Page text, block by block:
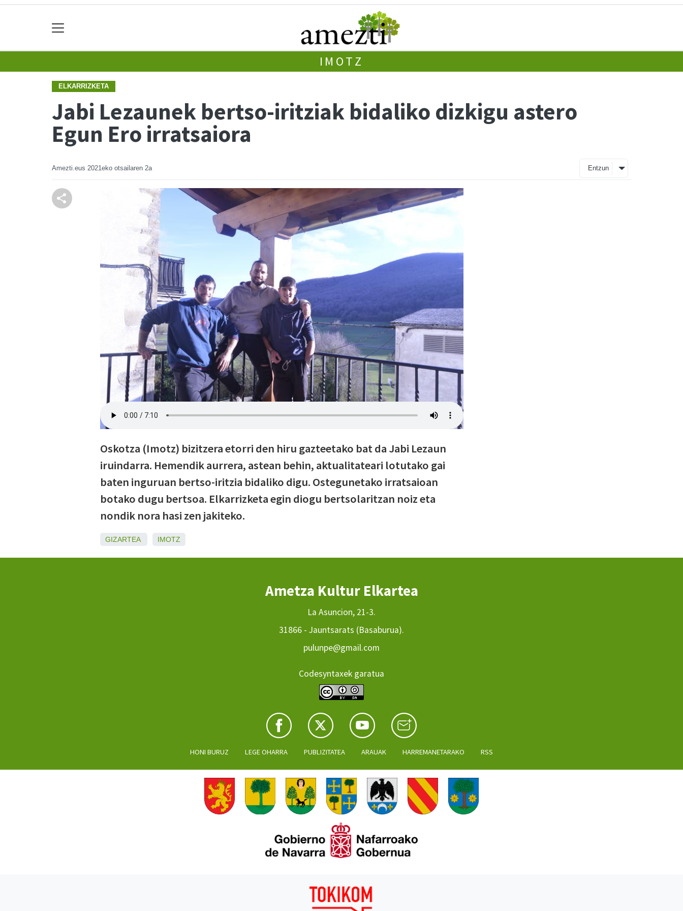
IMOTZ
ELKARRIZKETA
Jabi Lezaunek bertso-iritziak bidaliko dizkigu astero
Egun Ero irratsaiora
Amezti.eus 2021eko otsailaren 2a Entzun
Oskotza (Imotz) bizitzera etorri den hiru gazteetako bat da Jabi Lezaun
iruindarra. Hemendik aurrera, astean behin, aktualitateari lotutako gai
baten inguruan bertso-iritzia bidaliko digu. Ostegunetako irratsaioan
botako dugu bertsoa. Elkarrizketa egin diogu bertsolaritzan noiz eta
nondik nora hasi zen jakiteko.
GIZARTEA IMOTZ
Ametza Kultur Elkartea
La Asuncion, 21-3.
31866 - Jauntsarats (Basaburua).
pulunpe@gmail.com
Codesyntaxek garatua
HONI BURUZ LEGE OHARRA PUBLIZITATEA ARAUAK HARREMANETARAKO RSS